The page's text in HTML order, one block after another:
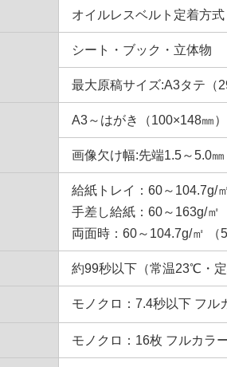
オイルレスベルト定着方式
シート・ブック・立体物
最大原稿サイズ:A3タテ（
A3～はがき（100×148㎜
画像欠け幅:先端1.5～5.0
給紙トレイ：60～104.7g/
手差し給紙：60～163g/㎡
両面時：60～104.7g/㎡ （
約99秒以下（常温23℃・定
モノクロ：7.4秒以下 フル
モノクロ：16枚 フルカラ